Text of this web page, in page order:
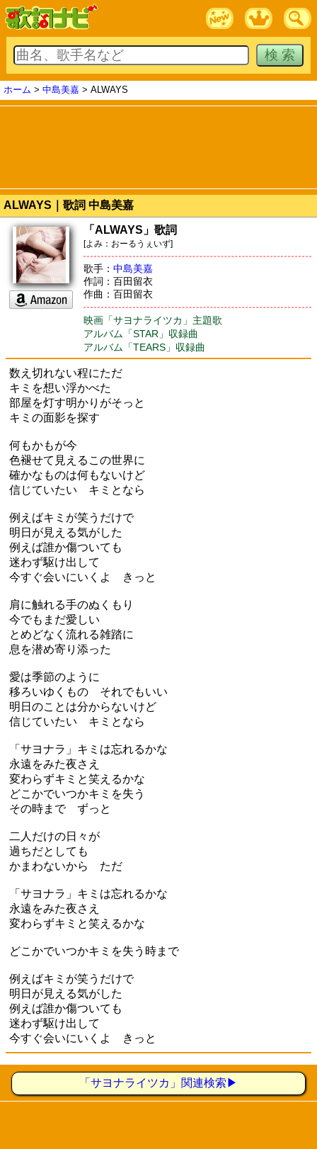
ホーム > 中島美嘉 > ALWAYS
ALWAYS｜歌詞 中島美嘉
「ALWAYS」歌詞
[よみ：おーるうぇいず]
歌手： 中島美嘉
作詞：百田留衣
作曲：百田留衣
映画「サヨナライツカ」主題歌
アルバム「STAR」収録曲
アルバム「TEARS」収録曲
数え切れない程にただ
キミを想い浮かべた
部屋を灯す明かりがそっと
キミの面影を探す
何もかもが今
色褪せて見えるこの世界に
確かなものは何もないけど
信じていたい キミとなら
例えばキミが笑うだけで
明日が見える気がした
例えば誰か傷ついても
迷わず駆け出して
今すぐ会いにいくよ きっと
肩に触れる手のぬくもり
今でもまだ愛しい
とめどなく流れる雑踏に
息を潜め寄り添った
愛は季節のように
移ろいゆくもの それでもいい
明日のことは分からないけど
信じていたい キミとなら
「サヨナラ」キミは忘れるかな
永遠をみた夜さえ
変わらずキミと笑えるかな
どこかでいつかキミを失う
その時まで ずっと
二人だけの日々が
過ちだとしても
かまわないから ただ
「サヨナラ」キミは忘れるかな
永遠をみた夜さえ
変わらずキミと笑えるかな
どこかでいつかキミを失う時まで
例えばキミが笑うだけで
明日が見える気がした
例えば誰か傷ついても
迷わず駆け出して
今すぐ会いにいくよ きっと
「サヨナライツカ」関連検索▶